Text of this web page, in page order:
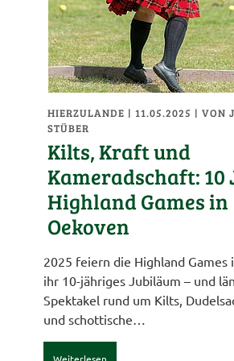
HIERZULANDE | 11.05.2025 |VON
STÜBER
Kilts, Kraft und
Kameradschaft: 10
Highland Games in
Oekoven
2025 feiern die Highland Games
ihr 10-jähriges Jubiläum – und
Spektakel rund um Kilts,
und schottische…